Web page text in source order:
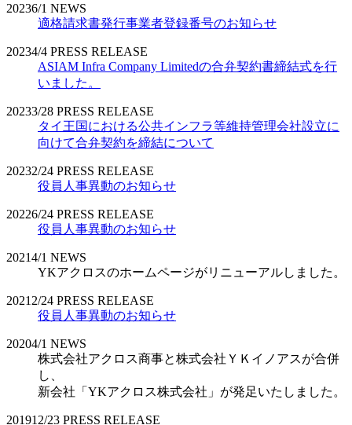
20236/1 NEWS
適格請求書発行事業者登録番号のお知らせ
20234/4 PRESS RELEASE
ASIAM Infra Company Limitedの合弁契約書締結式を行
いました。
20233/28 PRESS RELEASE
タイ王国における公共インフラ等維持管理会社設立に
向けて合弁契約を締結について
20232/24 PRESS RELEASE
役員人事異動のお知らせ
20226/24 PRESS RELEASE
役員人事異動のお知らせ
20214/1 NEWS
YKアクロスのホームページがリニューアルしました。
2021 2/24 PRESS RELEASE
役員人事異動のお知らせ
20204/1 NEWS
株式会社アクロス商事と株式会社ＹＫイノアスが合併
し、
新会社「YKアクロス株式会社」が発足いたしました。
201912/23 PRESS RELEASE